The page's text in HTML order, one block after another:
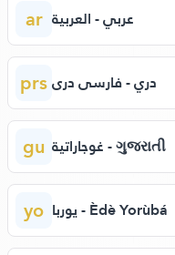
ar عربي - العربية
prsدري - فارسی دری
gu غوجاراتية - ગુજરાતી
yo يوربا - Èdè Yorùbá